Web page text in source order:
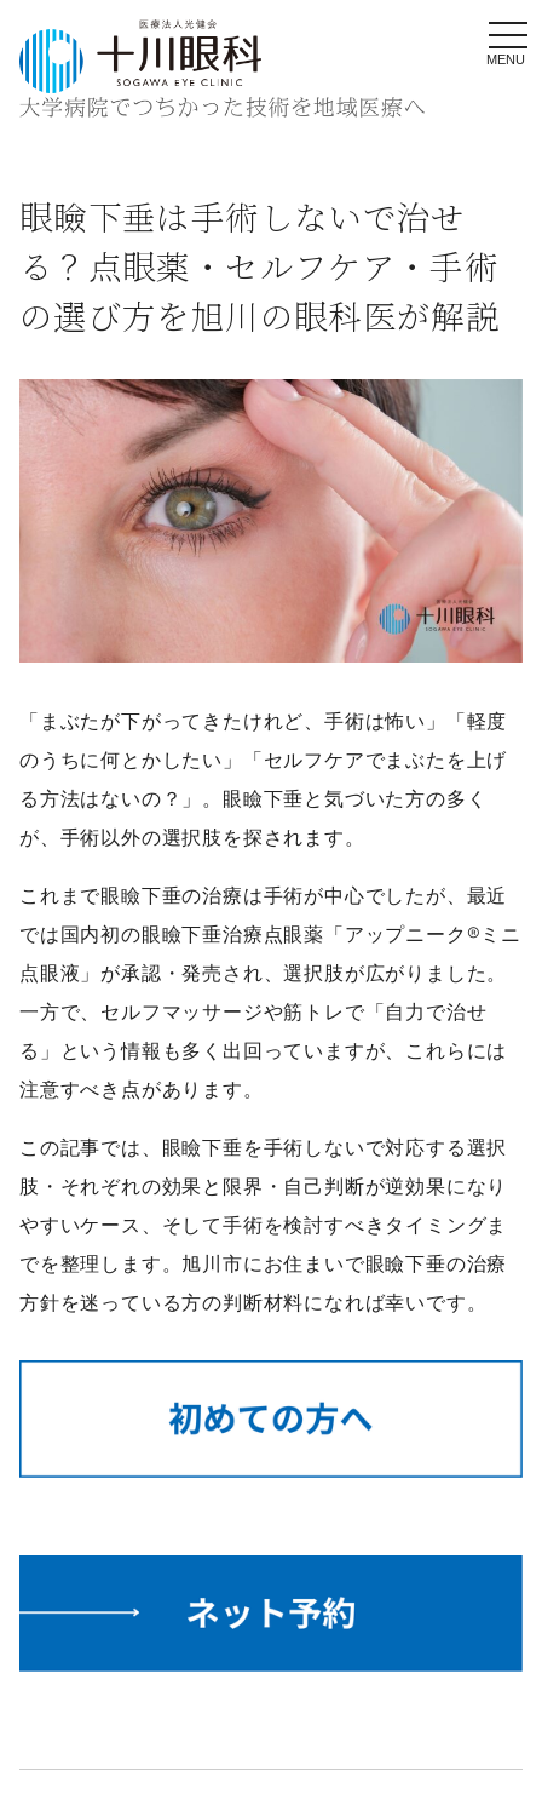
MENU
眼瞼下垂は手術しないで治せ
る？点眼薬・セルフケア・手術
の選び方を旭川の眼科医が解説
「まぶたが下がってきたけれど、手術は怖い」「軽度
のうちに何とかしたい」「セルフケアでまぶたを上げ
る方法はないの？」。眼瞼下垂と気づいた方の多く
が、手術以外の選択肢を探されます。
これまで眼瞼下垂の治療は手術が中心でしたが、最近
では国内初の眼瞼下垂治療点眼薬「アップニーク®ミニ
点眼液」が承認・発売され、選択肢が広がりました。
一方で、セルフマッサージや筋トレで「自力で治せ
る」という情報も多く出回っていますが、これらには
注意すべき点があります。
この記事では、眼瞼下垂を手術しないで対応する選択
肢・それぞれの効果と限界・自己判断が逆効果になり
やすいケース、そして手術を検討すべきタイミングま
でを整理します。旭川市にお住まいで眼瞼下垂の治療
方針を迷っている方の判断材料になれば幸いです。